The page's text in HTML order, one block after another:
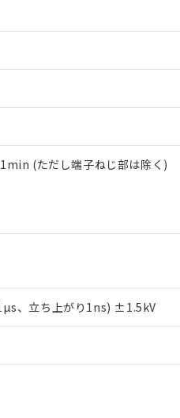
(ただし端子ねじ部は除く)
、立ち上がり1ns) ±1.5kV
ください。
ービスの対象外となる商品もあ
している更新日時点での社内デ
および標準価格とは異なる場合
「販売ネットワーク
」をご確
の承諾なく第三者に漏洩または
）をご利用いただくには、I-
との取引・商談に必要な範囲で
同利用に関して"
の「1.共同利
(Cd) 100ppm以下、
以下
後することがあります。
できます。
対応では、対応完了までの期
ました。
ることから、特段のことがない
値以下であることを示します。
値を超えていることを示します。
せください。
100ppm、
: 1000ppm、 PBDEs(ポリ臭化ジフェニ
チル) : 1000ppm、 BBP(フタル酸ブチル
下であることを示します。
せください。
および外国貿易法に定める商品
、日本国政府の輸出許可(または
破砕するなど、違法に輸出され
学兵器、生物兵器またはその他
は、上記1、2および3の内容を
係者が違法に輸出するおそれが
お客様のお取引先、またはお客
さい)